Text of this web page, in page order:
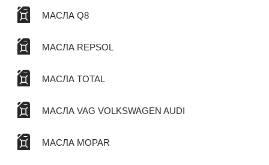
МАСЛА Q8
МАСЛА REPSOL
МАСЛА TOTAL
МАСЛА VAG VOLKSWAGEN AUDI
МАСЛА MOPAR